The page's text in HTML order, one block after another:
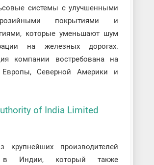
системы с улучшенными
покрытиями и
которые уменьшают шум
на железных дорогах.
компании востребована на
Европы, Северной Америки и
of India Limited
крупнейших производителей
в Индии, который также